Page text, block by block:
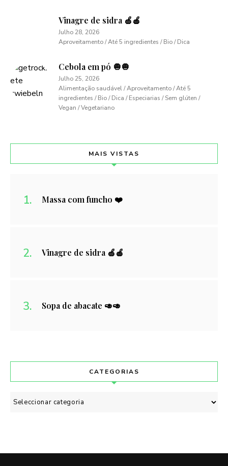
Vinagre de sidra 🍏🍎
Julho 28, 2026
Aproveitamento / Até 5 ingredientes / Bio / Dica
Cebola em pó 🧅🧅
Julho 25, 2026
Alimentação saudável / Aproveitamento / Até 5
ingredientes / Bio / Dica / Especiarias / Sem glúten /
Vegan / Vegetariano
MAIS VISTAS
Massa com funcho ❤️
Vinagre de sidra 🍏🍎
Sopa de abacate 🥑🥑
CATEGORIAS
Categorias